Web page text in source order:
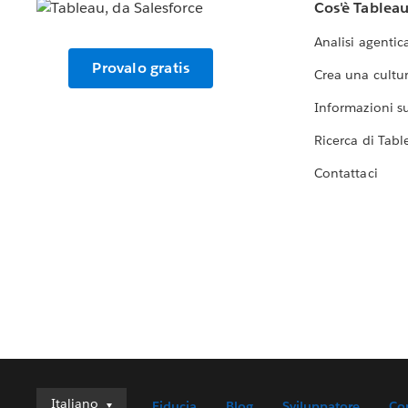
Provalo gratis
Cos'è
Analisi
Crea una
Informazioni
Ricerca di
Contattaci
Italiano
Italiano